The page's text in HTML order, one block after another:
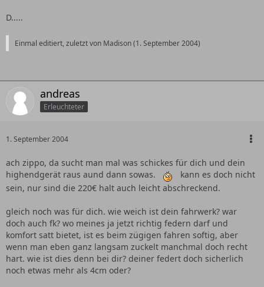
D.....
Einmal editiert, zuletzt von Madison (1. September 2004)
andreas
Erleuchteter
1. September 2004
ach zippo, da sucht man mal was schickes für dich und dein
highendgerät raus aund dann sowas.
kann es doch nicht
sein, nur sind die 220€ halt auch leicht abschreckend.
gleich noch was für dich. wie weich ist dein fahrwerk? war
doch auch fk? wo meines ja jetzt richtig federn darf und
komfort satt bietet, ist es beim zügigen fahren softig, aber
wenn man eben ganz langsam zuckelt manchmal doch recht
hart. wie ist dies denn bei dir? deiner federt doch sicherlich
noch etwas mehr als 4cm oder?